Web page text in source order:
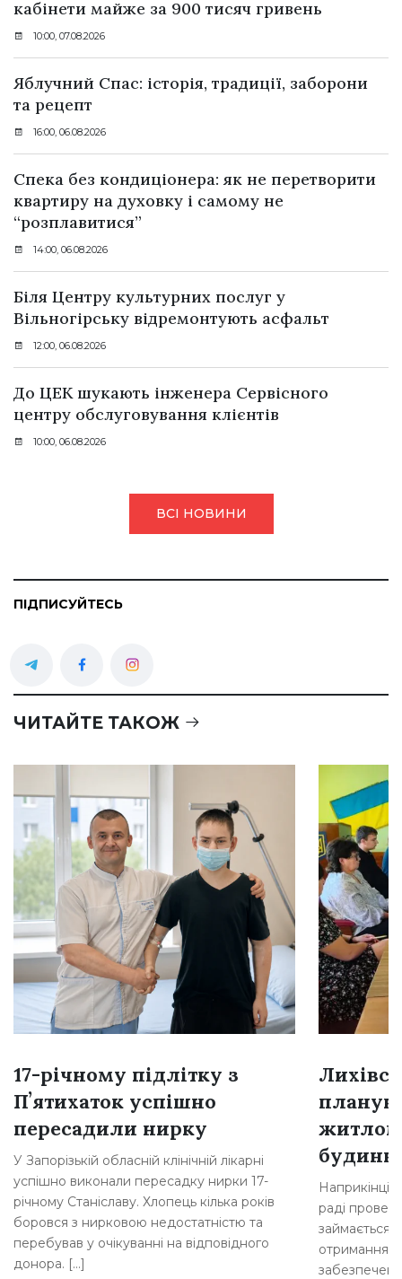
кабінети майже за 900 тисяч гривень
10:00, 07.08.2026
Яблучний Спас: історія, традиції, заборони
та рецепт
16:00, 06.08.2026
Спека без кондиціонера: як не перетворити
квартиру на духовку і самому не
“розплавитися”
14:00, 06.08.2026
Біля Центру культурних послуг у
Вільногірську відремонтують асфальт
12:00, 06.08.2026
До ЦЕК шукають інженера Сервісного
центру обслуговування клієнтів
10:00, 06.08.2026
ВСІ НОВИНИ
ПІДПИСУЙТЕСЬ
ЧИТАЙТЕ ТАКОЖ
17-річному підлітку з
Пʼятихаток успішно
пересадили нирку
У Запорізькій обласній клінічній лікарні
успішно виконали пересадку нирки 17-
річному Станіславу. Хлопець кілька років
боровся з нирковою недостатністю та
перебував у очікуванні на відповідного
донора. […]
Наприкінці
раді
займається
отримання